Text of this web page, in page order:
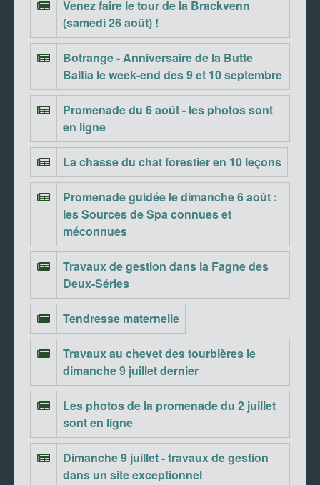
Venez faire le tour de la Brackvenn
(samedi 26 août) !
Botrange - Anniversaire de la Butte
Baltia le week-end des 9 et 10 septembre
Promenade du 6 août - les photos sont
en ligne
La chasse du chat forestier en 10 leçons
Promenade guidée le dimanche 6 août :
les Sources de Spa connues et
méconnues
Travaux de gestion dans la Fagne des
Deux-Séries
Tendresse maternelle
Travaux au chevet des tourbières le
dimanche 9 juillet dernier
Les photos de la promenade du 2 juillet
sont en ligne
Dimanche 9 juillet - travaux de gestion
dans un site exceptionnel